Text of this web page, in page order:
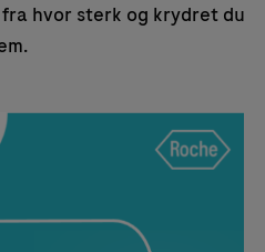
hvor sterk og krydret du